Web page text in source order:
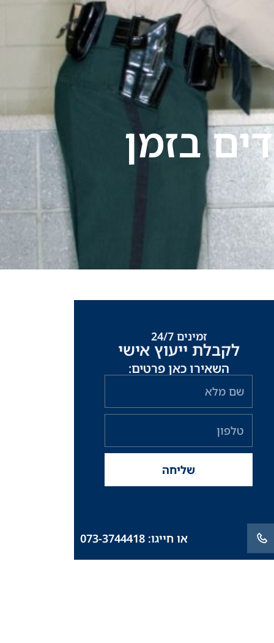
לייעוץ מיידי 24/7
בזמן
זמינים 24/7
לקבלת ייעוץ אישי
השאירו כאן פרטים:
מלא
שליחה
או חייגו: 073-3744418